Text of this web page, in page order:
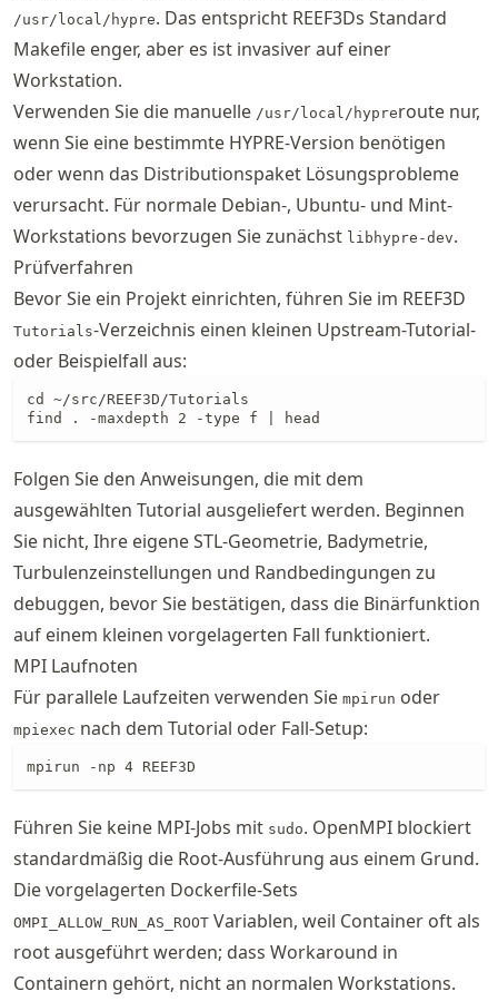
/usr/local/hypre. Das entspricht REEF3Ds Standard
Makefile enger, aber es ist invasiver auf einer
Workstation.
Verwenden Sie die manuelle /usr/local/hypreroute nur,
wenn Sie eine bestimmte HYPRE-Version benötigen
oder wenn das Distributionspaket Lösungsprobleme
verursacht. Für normale Debian-, Ubuntu- und Mint-
Workstations bevorzugen Sie zunächst libhypre-dev.
Prüfverfahren
Bevor Sie ein Projekt einrichten, führen Sie im REEF3D
Tutorials-Verzeichnis einen kleinen Upstream-Tutorial-
oder Beispielfall aus:
cd ~/src/REEF3D/Tutorials
find . -maxdepth 2 -type f | head
Folgen Sie den Anweisungen, die mit dem
ausgewählten Tutorial ausgeliefert werden. Beginnen
Sie nicht, Ihre eigene STL-Geometrie, Badymetrie,
Turbulenzeinstellungen und Randbedingungen zu
debuggen, bevor Sie bestätigen, dass die Binärfunktion
auf einem kleinen vorgelagerten Fall funktioniert.
MPI Laufnoten
Für parallele Laufzeiten verwenden Sie mpirun oder
mpiexec nach dem Tutorial oder Fall-Setup:
mpirun -np 4 REEF3D
Führen Sie keine MPI-Jobs mit sudo. OpenMPI blockiert
standardmäßig die Root-Ausführung aus einem Grund.
Die vorgelagerten Dockerfile-Sets
OMPI_ALLOW_RUN_AS_ROOT Variablen, weil Container oft als
root ausgeführt werden; dass Workaround in
Containern gehört, nicht an normalen Workstations.